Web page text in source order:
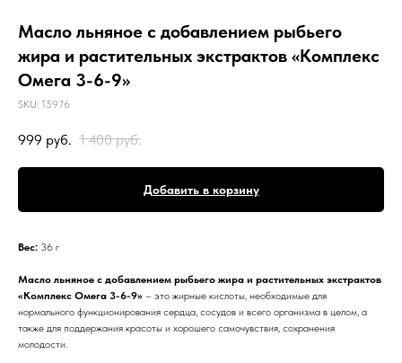
Масло льняное с добавлением рыбьего
жира и растительных экстрактов «Комплекс
Омега 3-6-9»
SKU: 15976
999 руб. 1 400 руб.
Добавить в корзину
Вес: 36 г
Масло льняное с добавлением рыбьего жира и растительных экстрактов
«Комплекс Омега 3-6-9» – это жирные кислоты, необходимые для
нормального функционирования сердца, сосудов и всего организма в целом, а
также для поддержания красоты и хорошего самочувствия, сохранения
молодости.